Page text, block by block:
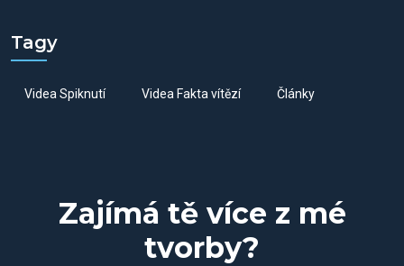
Tagy
Videa Spiknutí Videa Fakta vítězí Články
Zajímá tě více z mé
tvorby?